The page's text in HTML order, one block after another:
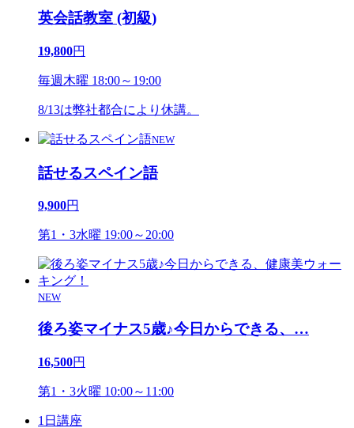
英会話教室 (初級)
19,800円
毎週木曜 18:00～19:00
8/13は弊社都合により休講。
NEW
話せるスペイン語
9,900円
第1・3水曜 19:00～20:00
NEW
後ろ姿マイナス5歳♪今日からできる、 …
16,500円
第1・3火曜 10:00～11:00
1日講座